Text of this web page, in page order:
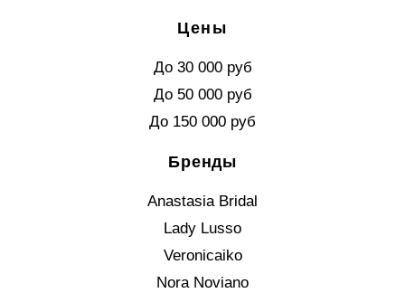
Цены
До 30 000 руб
До 50 000 руб
До 150 000 руб
Бренды
Anastasia Bridal
Lady Lusso
Veronicaiko
Nora Noviano